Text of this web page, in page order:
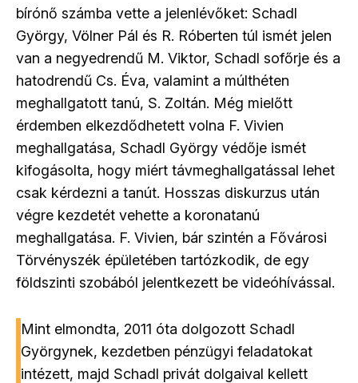
bírónő számba vette a jelenlévőket: Schadl
György, Völner Pál és R. Róberten túl ismét jelen
van a negyedrendű M. Viktor, Schadl sofőrje és a
hatodrendű Cs. Éva, valamint a múlthéten
meghallgatott tanú, S. Zoltán. Még mielőtt
érdemben elkezdődhetett volna F. Vivien
meghallgatása, Schadl György védője ismét
kifogásolta, hogy miért távmeghallgatással lehet
csak kérdezni a tanút. Hosszas diskurzus után
végre kezdetét vehette a koronatanú
meghallgatása. F. Vivien, bár szintén a Fővárosi
Törvényszék épületében tartózkodik, de egy
földszinti szobából jelentkezett be videóhívással.
Mint elmondta, 2011 óta dolgozott Schadl
Györgynek, kezdetben pénzügyi feladatokat
intézett, majd Schadl privát dolgaival kellett